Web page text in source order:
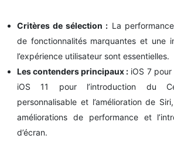
Critères de sélection : La
de fonctionnalités marquantes et une
l’expérience utilisateur sont essentielles.
Les contenders principaux : iOS 7
iOS 11 pour l’introduction du
personnalisable et l’amélioration de
améliorations de performance et
d’écran.